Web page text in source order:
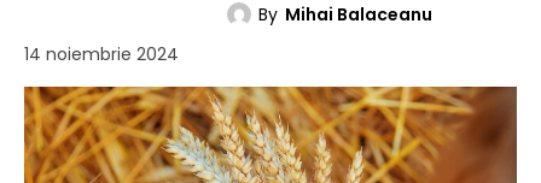
By Mihai Balaceanu
14 noiembrie 2024